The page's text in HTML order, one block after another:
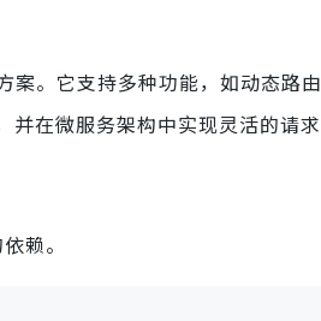
。它支持多种功能，如动态路
在微服务架构中实现灵活的请求
赖。